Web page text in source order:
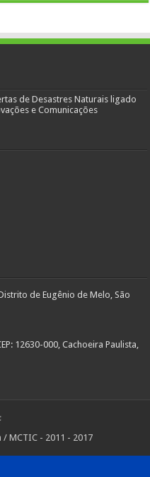
de Desastres Naturais ligado
e Comunicações
de Eugênio de Melo, São
12630-000, Cachoeira Paulista,
MCTIC - 2011 - 2017